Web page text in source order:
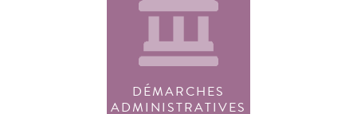
DÉMARCHES
ADMINISTRATIVES